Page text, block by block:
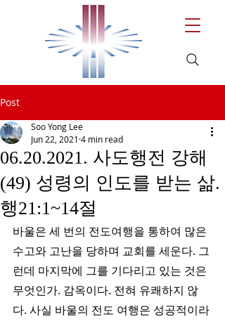
Post
06.20.2021. 사도행전 강해
(49) 성령의 인도를 받는 삶.
행21:1~14절
Soo Yong Lee
Jun 22, 2021 4 min read
바울은 세 번의 전도여행을 통하여 많은
수고와 고난을 당하며 교회를 세운다. 그
런데 마지막에 그를 기다리고 있는 것은
무엇인가. 감옥이다. 전혀 유쾌하지 않
다. 사실 바울의 전도 여행은 성공적이라